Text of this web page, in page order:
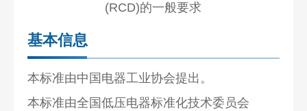
基本信息
本标准由中国电器工业协会提出。
本标准由全国低压电器标准化技术委员会